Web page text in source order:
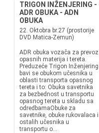
TRIGON INŽENJERING -
ADR OBUKA - ADN
OBUKA
22. Oktobra br.27 (prostorije
DVD Matica-Zemun)
ADR obuka vozača za prevoz
opasnih materija i tereta.
Preduzeće Trigon Inženjering
bavi se obukom učesnika u
oblasti transporta opasnog
tereta i to: Obuka savetnika
za bezbednost u transportu
opasnog tereta u skladu sa
odredbamaObuke za
savetnike, obuke rukovalaca i
ostalih učesnika u
transportu o...